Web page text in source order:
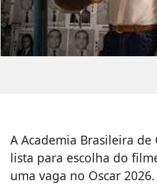
A Academia Brasileira
lista para escolha do
uma vaga no Oscar 2026.